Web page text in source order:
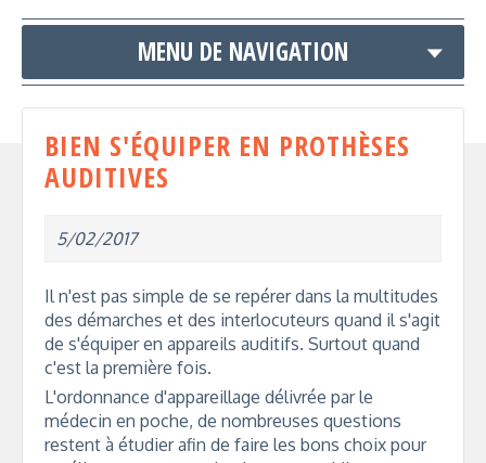
MENU DE NAVIGATION
BIEN S'ÉQUIPER EN PROTHÈSES
AUDITIVES
5/02/2017
Il n'est pas simple de se repérer dans la multitudes
des démarches et des interlocuteurs quand il s'agit
de s'équiper en appareils auditifs. Surtout quand
c'est la première fois.
L'ordonnance d'appareillage délivrée par le
médecin en poche, de nombreuses questions
restent à étudier afin de faire les bons choix pour